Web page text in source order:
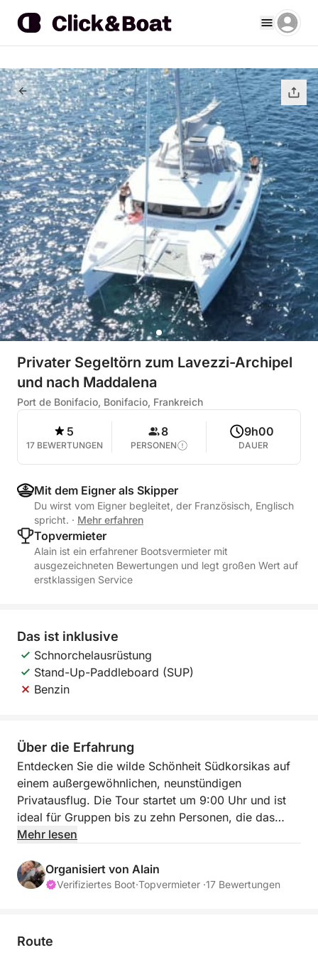
Privater Segeltörn zum Lavezzi-Archipel
und nach Maddalena
Port de Bonifacio, Bonifacio, Frankreich
5
17 BEWERTUNGEN
8
PERSONEN
9h00
DAUER
Mit dem Eigner als Skipper
Du wirst vom Eigner begleitet, der Französisch, Englisch
spricht. · Mehr erfahren
Topvermieter
Alain ist ein erfahrener Bootsvermieter mit
ausgezeichneten Bewertungen und legt großen Wert auf
erstklassigen Service
Das ist inklusive
Schnorchelausrüstung
Stand-Up-Paddleboard (SUP)
Benzin
Über die Erfahrung
Entdecken Sie die wilde Schönheit Südkorsikas auf
einem außergewöhnlichen, neunstündigen
Privatausflug. Die Tour startet um 9:00 Uhr und ist
ideal für Gruppen bis zu zehn Personen, die das
türkisfarbene Wasser und die Granitfelsen der
möchten. Diese Reise bietet die perfekte Auszeit von
einigen der unberührtesten Küstenlandschaften des
Die Reiseroute ist flexibel und kann ganz nach Ihren
Mehr lesen
Organisiert von Alain
Verifiziertes Boot·Topvermieter ·17 Bewertungen
Route